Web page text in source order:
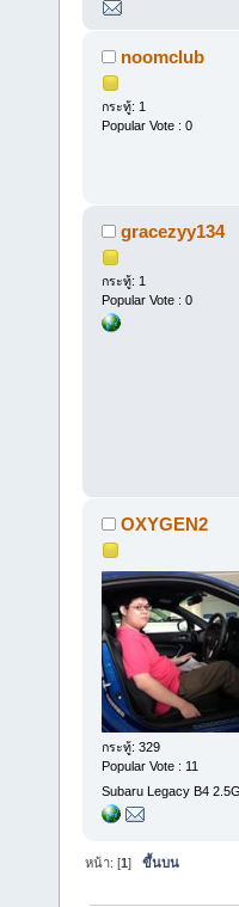
noomclub
กระทู้: 1
Popular Vote : 0
gracezyy134
กระทู้: 1
Popular Vote : 0
OXYGEN2
กระทู้: 329
Popular Vote : 11
Subaru Legacy B4
หน้า: [1]ขึ้นบน